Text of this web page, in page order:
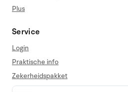
Plus
Service
Login
Praktische info
Zekerheidspakket